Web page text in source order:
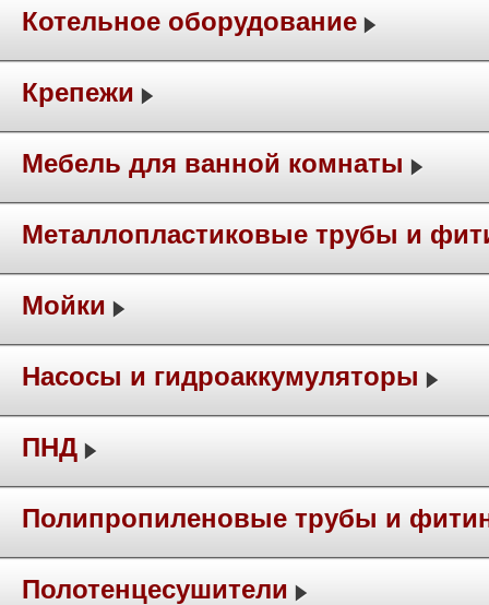
Котельное оборудование
Крепежи
Мебель для ванной комнаты
Металлопластиковые трубы и
Мойки
Насосы и гидроаккумуляторы
ПНД
Полипропиленовые трубы и
Полотенцесушители